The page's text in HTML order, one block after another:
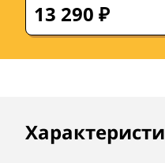
13 290 ₽
Описание
Инструкции